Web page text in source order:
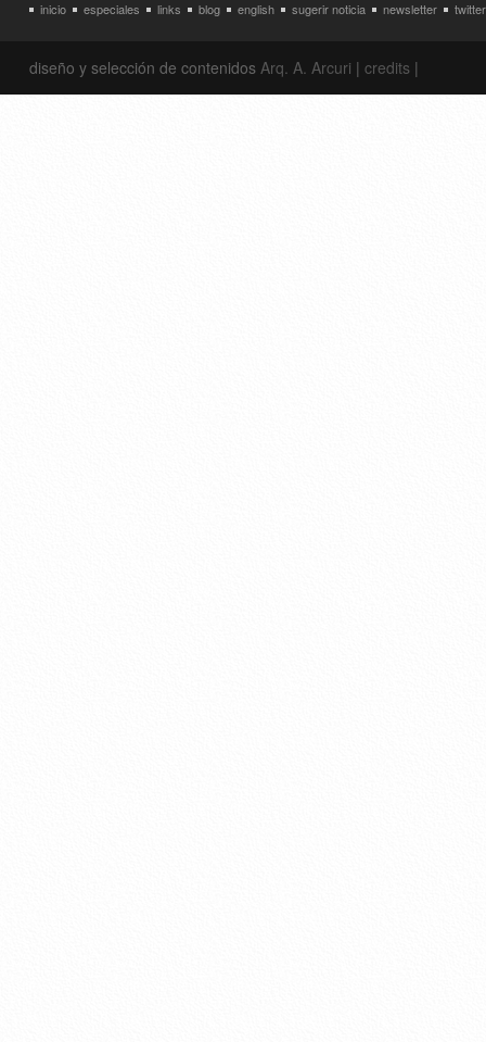
inicio especiales links blog english sugerir noticia newsletter twitter
diseño y selección de contenidos Arq. A. Arcuri | credits |